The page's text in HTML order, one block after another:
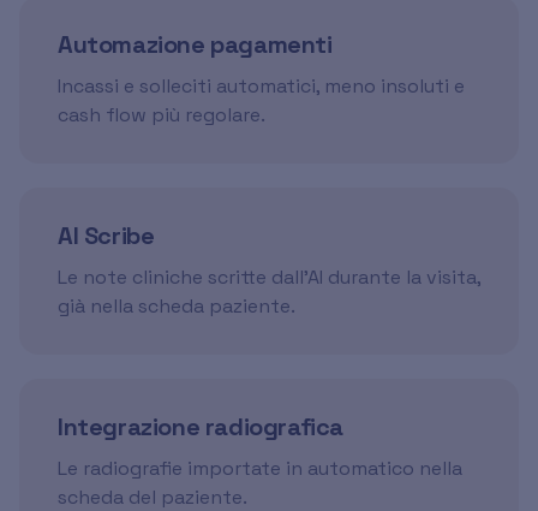
Automazione pagamenti
Incassi e solleciti automatici, meno insoluti e
cash flow più regolare.
AI Scribe
Le note cliniche scritte dall'AI durante la visita,
già nella scheda paziente.
Integrazione radiografica
Le radiografie importate in automatico nella
scheda del paziente.